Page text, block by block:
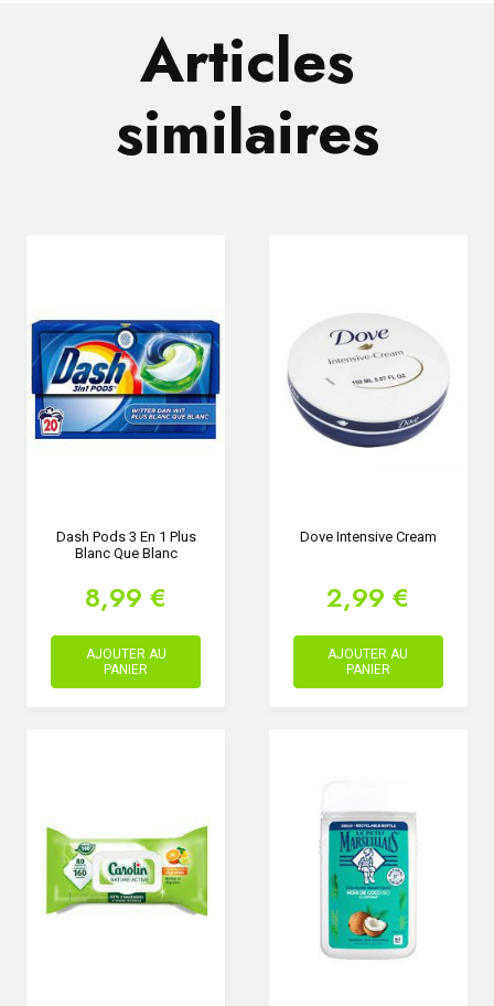
Articles
similaires
Dash Pods 3 En 1 Plus
Blanc Que Blanc
8,99 €
AJOUTER AU
PANIER
Dove Intensive Cream
2,99 €
AJOUTER AU
PANIER